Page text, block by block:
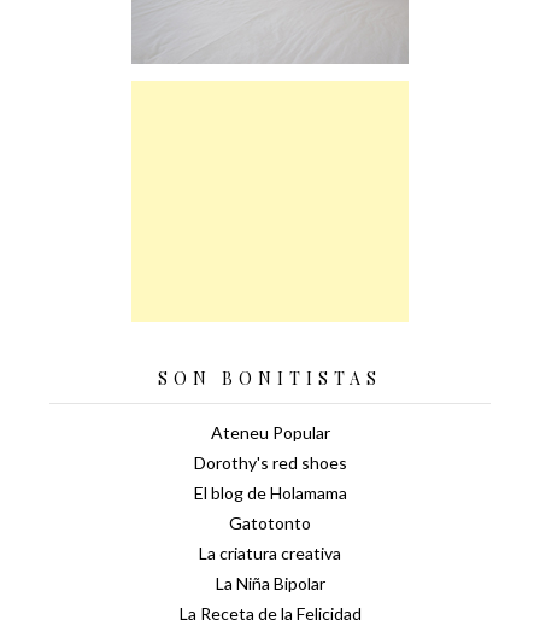
SON BONITISTAS
Ateneu Popular
Dorothy's red shoes
El blog de Holamama
Gatotonto
La criatura creativa
La Niña Bipolar
La Receta de la Felicidad